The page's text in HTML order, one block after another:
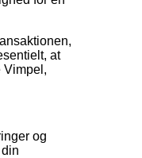
at
Vimpel,
og